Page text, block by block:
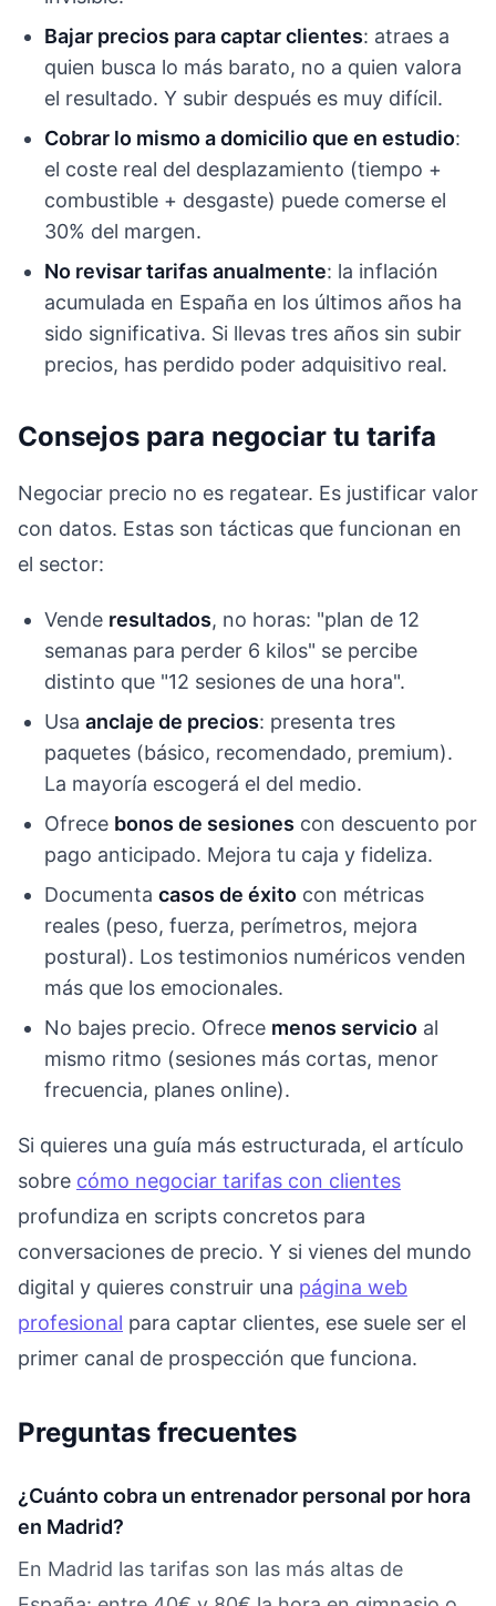
Bajar precios para captar clientes: atraes a
quien busca lo más barato, no a quien valora
el resultado. Y subir después es muy difícil.
Cobrar lo mismo a domicilio que en estudio:
el coste real del desplazamiento (tiempo +
combustible + desgaste) puede comerse el
30% del margen.
No revisar tarifas anualmente: la inflación
acumulada en España en los últimos años ha
sido significativa. Si llevas tres años sin subir
precios, has perdido poder adquisitivo real.
Consejos para negociar tu tarifa
Negociar precio no es regatear. Es justificar valor
con datos. Estas son tácticas que funcionan en
el sector:
Vende resultados, no horas: "plan de 12
semanas para perder 6 kilos" se percibe
distinto que "12 sesiones de una hora".
Usa anclaje de precios: presenta tres
paquetes (básico, recomendado, premium).
La mayoría escogerá el del medio.
Ofrece bonos de sesiones con descuento por
pago anticipado. Mejora tu caja y fideliza.
Documenta casos de éxito con métricas
reales (peso, fuerza, perímetros, mejora
postural). Los testimonios numéricos venden
más que los emocionales.
No bajes precio. Ofrece menos servicio al
mismo ritmo (sesiones más cortas, menor
frecuencia, planes online).
Si quieres una guía más estructurada, el artículo
sobre cómo negociar tarifas con clientes
profundiza en scripts concretos para
conversaciones de precio. Y si vienes del mundo
digital y quieres construir una página web
profesional para captar clientes, ese suele ser el
primer canal de prospección que funciona.
Preguntas frecuentes
¿Cuánto cobra un entrenador personal por hora
en Madrid?
En Madrid las tarifas son las más altas de